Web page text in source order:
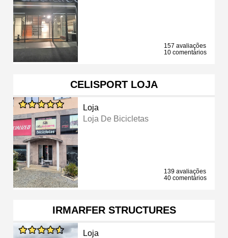
157 avaliações
10 comentários
CELISPORT LOJA
Loja
Loja De Bicicletas
139 avaliações
40 comentários
IRMARFER STRUCTURES
Loja